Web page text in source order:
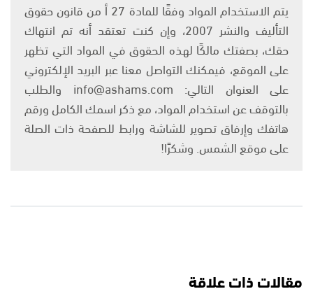
يتم الاستخدام المواد وفقًا للمادة 27 أ من قانون حقوق
التأليف والنشر 2007، وإن كنت تعتقد أنه تم انتهاك
حقك، بصفتك مالكًا لهذه الحقوق في المواد التي تظهر
على الموقع، فيمكنك التواصل معنا عبر البريد الإلكتروني
على العنوان التالي: info@ashams.com والطلب
بالتوقف عن استخدام المواد، مع ذكر اسمك الكامل ورقم
هاتفك وإرفاق تصوير للشاشة ورابط للصفحة ذات الصلة
على موقع الشمس. وشكرًا!
مقالات ذات علاقة